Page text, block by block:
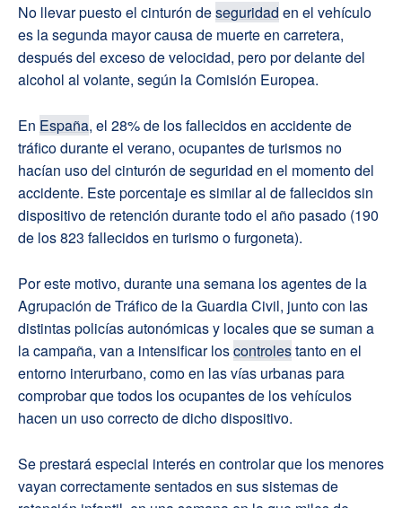
No llevar puesto el cinturón deseguridad en el vehículo
es la segunda mayor causa de muerte en carretera,
después del exceso de velocidad, pero por delante del
alcohol al volante, según la Comisión Europea.
En España, el 28% de los fallecidos en accidente de
tráfico durante el verano, ocupantes de turismos no
hacían uso del cinturón de seguridad en el momento del
accidente. Este porcentaje es similar al de fallecidos sin
dispositivo de retención durante todo el año pasado (190
de los 823 fallecidos en turismo o furgoneta).
Por este motivo, durante una semana los agentes de la
Agrupación de Tráfico de la Guardia Civil, junto con las
distintas policías autonómicas y locales que se suman a
la campaña, van a intensificar loscontrolestanto en el
entorno interurbano, como en las vías urbanas para
comprobar que todos los ocupantes de los vehículos
hacen un uso correcto de dicho dispositivo.
Se prestará especial interés en controlar que los menores
vayan correctamente sentados en sus sistemas de